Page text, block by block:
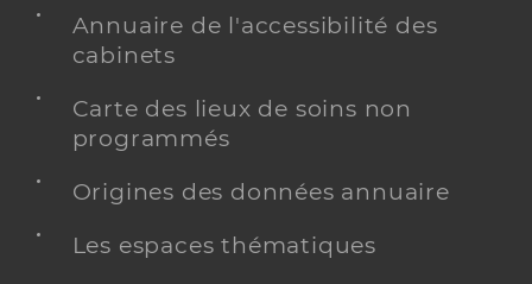
Annuaire de l'accessibilité des
cabinets
Carte des lieux de soins non
programmés
Origines des données annuaire
Les espaces thématiques